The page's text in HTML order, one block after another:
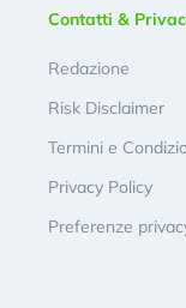
Contatti &
Redazione
Risk Disclaimer
Termini e
Privacy Policy
Preferenze